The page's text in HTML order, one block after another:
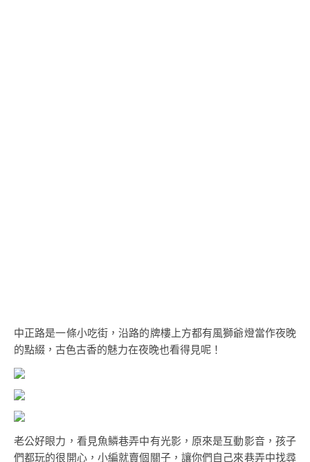
中正路是一條小吃街，沿路的牌樓上方都有風獅爺燈當作夜晚
的點綴，古色古香的魅力在夜晚也看得見呢！
老公好眼力，看見魚鱗巷弄中有光影，原來是互動影音，孩子
們都玩的很開心，小編就賣個關子，讓你們自己來巷弄中找尋